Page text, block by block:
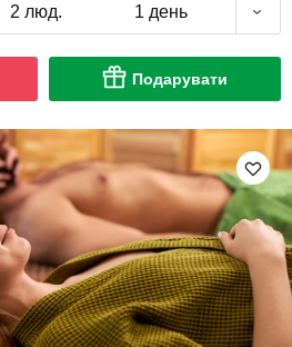
2 люд. 1 день
Подарувати